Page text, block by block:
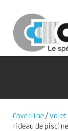
Coverline /Volet
rideau de